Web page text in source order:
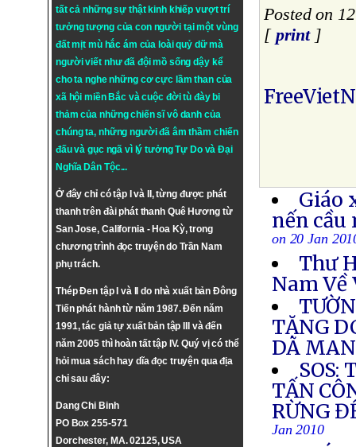
tất cả những sự thật kinh khiếp vượt trí
tưởng tượng của con người tại một vùng
đất mịt mù hắc ám của loài quỷ dữ mà
người viết như đã đội mồ sống dậy kể
cho ta nghe những cơ cực lầm than của
xã hội miền Bắc và cuộc đời tù đày bi
thảm của những chiến sĩ vô danh của
chúng ta, những người đã âm thầm chiến
đấu và gục ngã vì lý tưởngTự DovàĐại
Nghĩa Dân Tộc...
Ở đây chỉ có tập I và II, từng được phát
thanh trên đài phát thanh Quê Hương từ
San Jose, California - Hoa Kỳ, trong
chương trình đọc truyện do Trần Nam
phụ trách.
Thép Đen tập I và II do nhà xuất bản Đông
Tiến phát hành từ năm 1987. Đến năm
1991, tác giả tự xuất bản tập III và đến
năm 2005 thì hoàn tất tập IV. Quý vị có thể
hỏi mua sách hay dĩa đọc truyện qua địa
chỉ sau đây:
Dang Chi Binh
PO Box 255-571
Dorchester, MA. 02125, USA
Posted on
[ print]
Giáo
nến cầu
on 20 Jan
Thư
Nam Về
TẶNG
DÃ MAN
SOS:
TẤN
RỪNG
Jan 2010